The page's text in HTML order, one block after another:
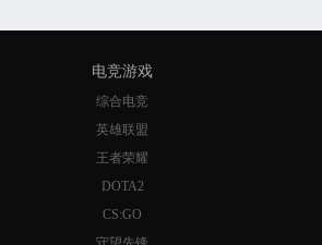
电竞游戏
综合电竞
英雄联盟
王者荣耀
DOTA2
CS:GO